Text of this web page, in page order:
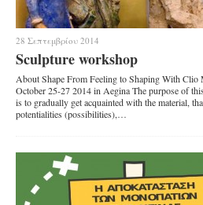
28 Σεπτεμβρίου 2014
Sculpture workshop
About Shape From Feeling to Shaping With Clio
October 25-27 2014 in Aegina The purpose of
is to gradually get acquainted with the material,
potentialities (possibilities),…